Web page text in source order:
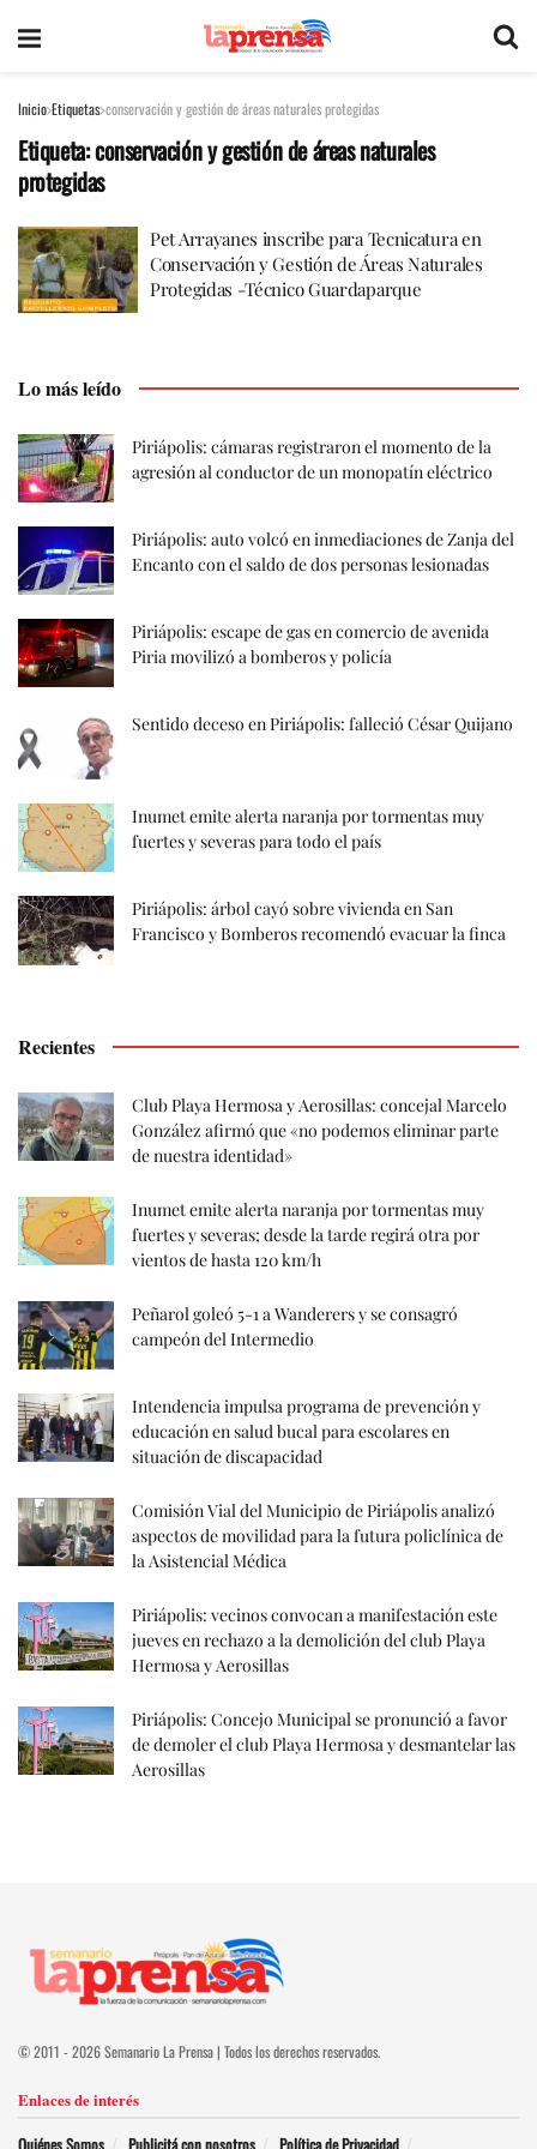
Inicio Etiquetas conservación y gestión de áreas naturales protegidas
Etiqueta:conservación y gestión de áreas naturales
protegidas
Pet Arrayanes inscribe para Tecnicatura en
Conservación y Gestión de Áreas Naturales
Protegidas -Técnico Guardaparque
Lo más leído
Piriápolis: cámaras registraron el momento de la
agresión al conductor de un monopatín eléctrico
Piriápolis: auto volcó en inmediaciones de Zanja del
Encanto con el saldo de dos personas lesionadas
Piriápolis: escape de gas en comercio de avenida
Piria movilizó a bomberos y policía
Sentido deceso en Piriápolis: falleció César Quijano
Inumet emite alerta naranja por tormentas muy
fuertes y severas para todo el país
Piriápolis: árbol cayó sobre vivienda en San
Francisco y Bomberos recomendó evacuar la finca
Recientes
Club Playa Hermosa y Aerosillas: concejal Marcelo
González afirmó que «no podemos eliminar parte
de nuestra identidad»
Inumet emite alerta naranja por tormentas muy
fuertes y severas; desde la tarde regirá otra por
vientos de hasta 120 km/h
Peñarol goleó 5-1 a Wanderers y se consagró
campeón del Intermedio
Intendencia impulsa programa de prevención y
educación en salud bucal para escolares en
situación de discapacidad
Comisión Vial del Municipio de Piriápolis analizó
aspectos de movilidad para la futura policlínica de
la Asistencial Médica
Piriápolis: vecinos convocan a manifestación este
jueves en rechazo a la demolición del club Playa
Hermosa y Aerosillas
Piriápolis: Concejo Municipal se pronunció a favor
de demoler el club Playa Hermosa y desmantelar las
Aerosillas
© 2011 - 2026 Semanario La Prensa | Todos los derechos reservados.
Enlaces de interés
Quiénes Somos Publicitá con nosotros Política de Privacidad